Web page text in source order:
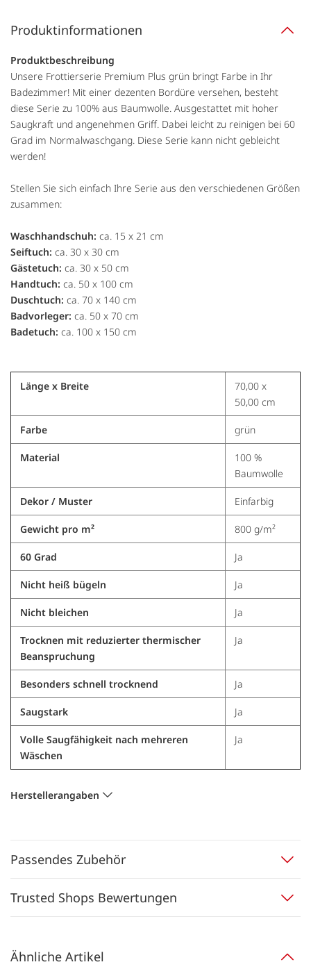
Produktinformationen
Produktbeschreibung
Unsere Frottierserie Premium Plus grün bringt Farbe in Ihr
Badezimmer! Mit einer dezenten Bordüre versehen, besteht
diese Serie zu 100% aus Baumwolle. Ausgestattet mit hoher
Saugkraft und angenehmen Griff. Dabei leicht zu reinigen bei 60
Grad im Normalwaschgang. Diese Serie kann nicht gebleicht
werden!
Stellen Sie sich einfach Ihre Serie aus den verschiedenen Größen
zusammen:
Waschhandschuh: ca. 15 x 21 cm
Seiftuch: ca. 30 x 30 cm
Gästetuch: ca. 30 x 50 cm
Handtuch: ca. 50 x 100 cm
Duschtuch: ca. 70 x 140 cm
Badvorleger: ca. 50 x 70 cm
Badetuch: ca. 100 x 150 cm
Länge x Breite
70,00 x
50,00 cm
Farbe grün
Material
100 %
Baumwolle
Dekor / Muster Einfarbig
Gewicht pro m² 800 g/m²
60 Grad Ja
Nicht heiß bügeln Ja
Nicht bleichen Ja
Trocknen mit reduzierter thermischer
Beanspruchung
Ja
Besonders schnell trocknend Ja
Saugstark Ja
Volle Saugfähigkeit nach mehreren
Wäschen
Ja
Herstellerangaben
Passendes Zubehör
Trusted Shops Bewertungen
Ähnliche Artikel